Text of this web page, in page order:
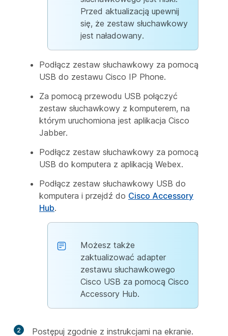
Przed aktualizacją upewnij
się, że zestaw słuchawkowy
jest naładowany.
Podłącz zestaw słuchawkowy za pomocą
USB do zestawu Cisco IP Phone.
Za pomocą przewodu USB połączyć
zestaw słuchawkowy z komputerem, na
którym uruchomiona jest aplikacja Cisco
Jabber.
Podłącz zestaw słuchawkowy za pomocą
USB do komputera z aplikacją Webex.
Podłącz zestaw słuchawkowy USB do
komputera i przejdź do Cisco Accessory
Hub.
Możesz także
zaktualizować adapter
zestawu słuchawkowego
Cisco USB za pomocą Cisco
Accessory Hub.
2 Postępuj zgodnie z instrukcjami na ekranie.